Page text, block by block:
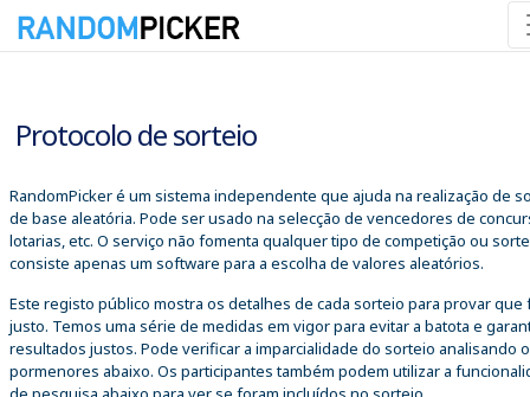
Protocolo de sorteio
RandomPicker é um sistema independente que ajuda na realização de
de base aleatória. Pode ser usado na selecção de vencedores de
lotarias, etc. O serviço não fomenta qualquer tipo de competição ou
consiste apenas um software para a escolha de valores aleatórios.
Este registo público mostra os detalhes de cada sorteio para provar que
justo. Temos uma série de medidas em vigor para evitar a batota e
resultados justos. Pode verificar a imparcialidade do sorteio analisando
pormenores abaixo. Os participantes também podem utilizar a